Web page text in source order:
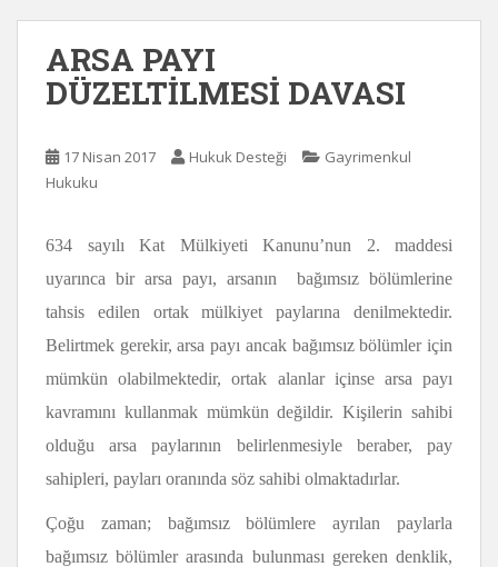
ARSA PAYI
DÜZELTİLMESİ DAVASI
17 Nisan 2017 Hukuk Desteği
Gayrimenkul
Hukuku
634 sayılı Kat Mülkiyeti Kanunu’nun 2. maddesi
uyarınca bir arsa payı, arsanın bağımsız bölümlerine
tahsis edilen ortak mülkiyet paylarına denilmektedir.
Belirtmek gerekir, arsa payı ancak bağımsız bölümler için
mümkün olabilmektedir, ortak alanlar içinse arsa payı
kavramını kullanmak mümkün değildir. Kişilerin sahibi
olduğu arsa paylarının belirlenmesiyle beraber, pay
sahipleri, payları oranında söz sahibi olmaktadırlar.
Çoğu zaman; bağımsız bölümlere ayrılan paylarla
bağımsız bölümler arasında bulunması gereken denklik,